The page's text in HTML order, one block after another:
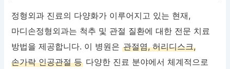
정형외과 진료의 다양화가 이루어지고 있는 현재,
마디손정형외과는 척추 및 관절 질환에 대한 전문 치료
방법을 제공합니다. 이 병원은관절염, 허리디스크,
손가락 인공관절 등 다양한 진료 분야에서 체계적으로